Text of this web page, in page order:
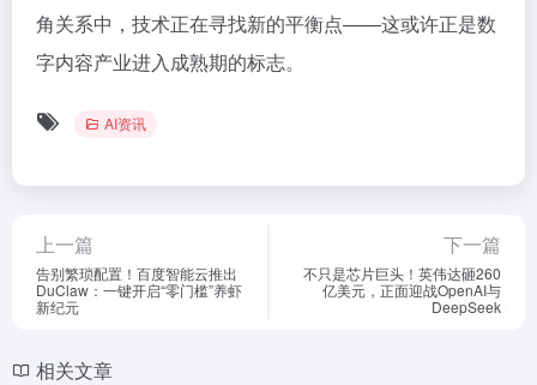
角关系中，技术正在寻找新的平衡点——这或许正是数
字内容产业进入成熟期的标志。
AI资讯
上一篇
告别繁琐配置！百度智能云推出
DuClaw：一键开启“零门槛”养虾
新纪元
下一篇
不只是芯片巨头！英伟达砸260
亿美元，正面迎战OpenAI与
DeepSeek
相关文章